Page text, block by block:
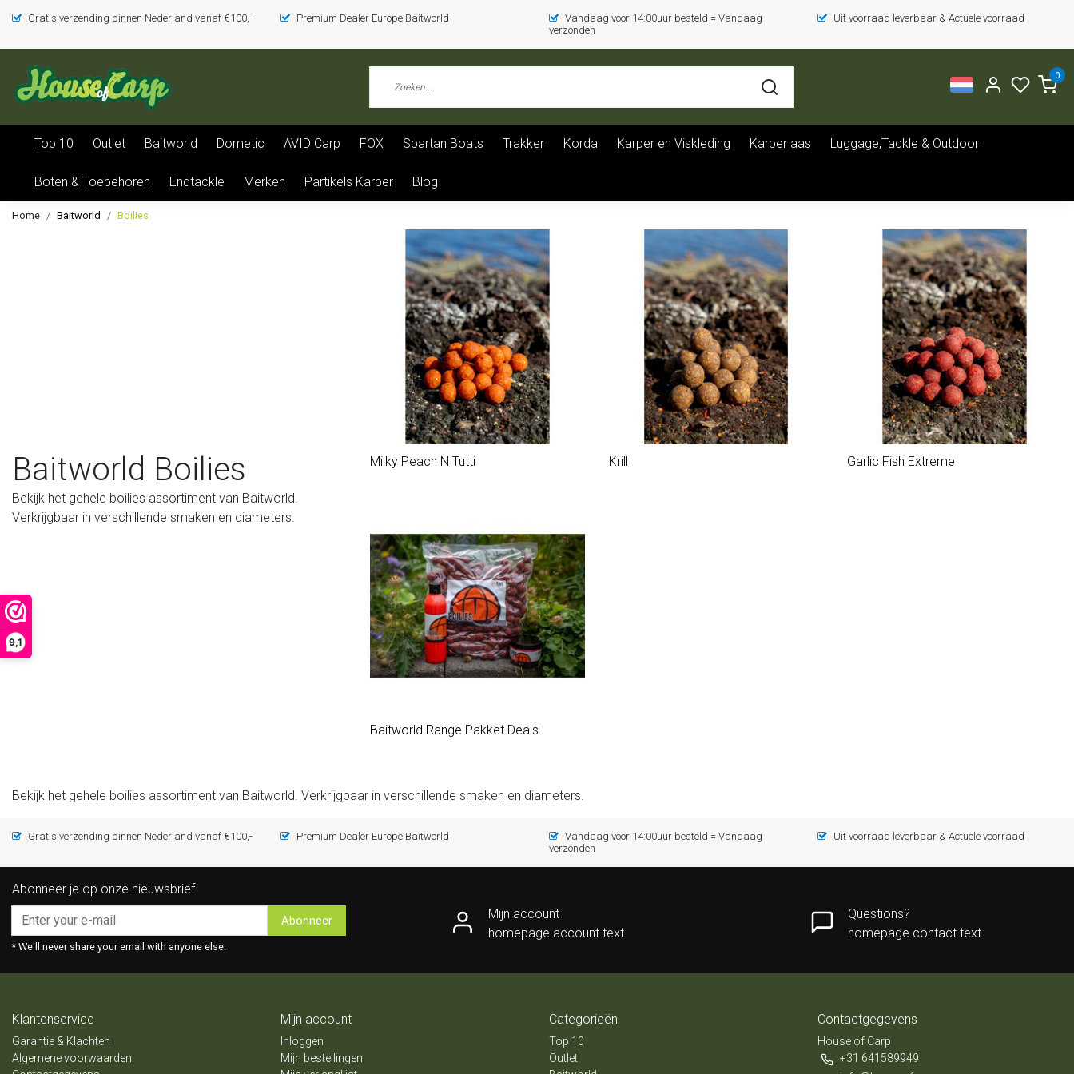
9,1
Gratis verzending binnen Nederland vanaf €100,- Premium Dealer Europe Baitworld
Vandaag voor 14:00uur besteld = Vandaag
verzonden
Uit voorraad leverbaar & Actuele voorraad
0
Top 10 Outlet Baitworld Dometic AVID Carp FOX Spartan Boats Trakker Korda Karper en Viskleding Karper aas Luggage,Tackle & Outdoor
Boten & Toebehoren Endtackle Merken Partikels Karper Blog
Home Baitworld Boilies
Baitworld Boilies
Bekijk het gehele boilies assortiment van Baitworld.
Verkrijgbaar in verschillende smaken en diameters.
Milky Peach N Tutti Krill Garlic Fish Extreme
Baitworld Range Pakket Deals
Bekijk het gehele boilies assortiment van Baitworld. Verkrijgbaar in verschillende smaken en diameters.
Gratis verzending binnen Nederland vanaf €100,- Premium Dealer Europe Baitworld
Vandaag voor 14:00uur besteld = Vandaag
verzonden
Uit voorraad leverbaar & Actuele voorraad
Abonneer je op onze nieuwsbrief
Abonneer
* We'll never share your email with anyone else.
Mijn account
homepage.account.text
Questions?
homepage.contact.text
Klantenservice
Garantie & Klachten
Algemene voorwaarden
Mijn account
Inloggen
Mijn bestellingen
Categorieën
Top 10
Outlet
Contactgegevens
House of Carp
+31 641589949